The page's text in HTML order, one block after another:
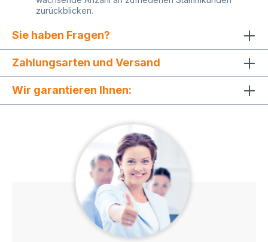
vom Seitenrand gemessen ca. 2 cm druckfreier
Abstand rechts und links Die optimale max.
Motive müssen wir nach Drucktauglichkeit
gesondert prüfen und eventuell Änderungen
vornehmen. Im Siebdruckverfahren werden die
Papiertüten nachträglich bedruckt. Beim
Papiertüten manuell nachträglich bedruckt.
Dadurch kann es zu Chargenabweichungen sowie
und Farbton kommen. Größere Bestellmenge: Sie
benötigen eine größere Menge? Gerne erstellen
wir Ihnen hierzu ein kostengünstiges individuelles
Angebot. Kontaktieren Sie uns einfach! Möchten
Sie Papier Tüten bedrucken, aber Sie haben
keine fertige Druckdatei parat? Gerne sind wir
Ihnen bei der Gestaltung und Umsetzung Ihrer
Papiertragetaschen (Werbetaschen) behilflich.
Warum COMFORT Papiertüten farbig bedrucken?
- Ihre Vorteile beim Kauf von Papiertüten mit Logo:
Mit unseren COMFORT Papiertüten stärken Sie
zurückblicken.
Sie haben Fragen?
Zahlungsarten und Versand
Wir garantieren Ihnen: